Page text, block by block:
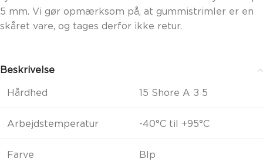
5 mm. Vi gør opmærksom på, at gummistrimler er en
skåret vare, og tages derfor ikke retur.
Beskrivelse
Hårdhed 15 Shore A ± 5
Arbejdstemperatur -40°C til +95°C
Farve Blp